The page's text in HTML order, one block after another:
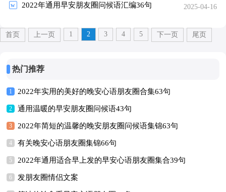
2022年通用早安朋友圈问候语汇编36句 2025-04-16
首页 上一页 1 2 3 4 5 下一页 尾页
热门推荐
1 2022年实用的美好的晚安心语朋友圈合集63句
2 通用温暖的早安朋友圈问候语43句
3 2022年简短的温馨的晚安朋友圈问候语集锦63句
4 有关晚安心语朋友圈集锦66句
5 2022年通用适合早上发的早安心语朋友圈集合39句
6 发朋友圈情侣文案